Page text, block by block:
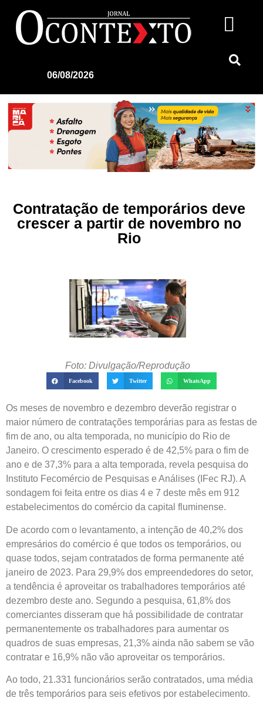
06/08/2026
Contratação de temporários deve
crescer a partir de novembro no
Rio
Foto: Divulgação/Reprodução
Facebook Twitter WhatsApp
Os meses de novembro e dezembro deverão registrar o
maior número de contratações temporárias para as festas de
fim de ano, ou alta temporada, no município do Rio de
Janeiro. O crescimento esperado é de 42,5% para o fim de
ano e de 37,3% para a alta temporada, revela pesquisa do
Instituto Fecomércio de Pesquisas e Análises (IFec RJ). A
sondagem foi feita entre os dias 4 e 7 deste mês em 912
estabelecimentos do comércio da capital fluminense.
De acordo com o levantamento, a intenção de 40,2% dos
empresários do comércio é que todos os temporários, ou
quase todos, sejam contratados de forma permanente até
janeiro de 2023. Para 29,9% dos empreendedores do setor,
a tendência é aproveitar os trabalhadores temporários até
dezembro deste ano. Segundo a pesquisa, 61,8% dos
comerciantes disseram que há possibilidade de contratar
permanentemente os trabalhadores para aumentar os
quadros de suas empresas, 21,3% ainda não sabem se vão
contratar e 16,9% não vão aproveitar os temporários.
Ao todo, 21.331 funcionários serão contratados, uma média
de três temporários para seis efetivos por estabelecimento.